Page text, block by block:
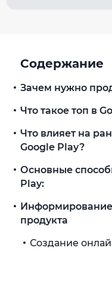
Содержание
Зачем нужно
Что такое топ в
Что влияет на
Google Play?
Основные
Play:
Информирование
продукта
Создание